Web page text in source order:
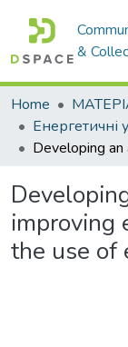
&
Home
improving
the use of